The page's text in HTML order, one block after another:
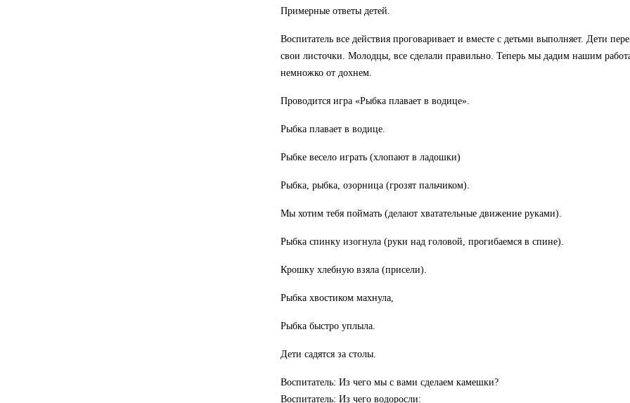
Примерные ответы детей.
Воспитатель все действия проговаривает и вместе с детьми выполняет. Дети
свои листочки. Молодцы, все сделали правильно. Теперь мы дадим нашим
немножко от дохнем.
Проводится игра «Рыбка плавает в водице».
Рыбка плавает в водице.
Рыбке весело играть (хлопают в ладошки)
Рыбка, рыбка, озорница (грозят пальчиком).
Мы хотим тебя поймать (делают хватательные движение руками).
Рыбка спинку изогнула (руки над головой, прогибаемся в спине).
Крошку хлебную взяла (присели).
Рыбка хвостиком махнула,
Рыбка быстро уплыла.
Дети садятся за столы.
Воспитатель: Из чего мы с вами сделаем камешки?
Воспитатель: Из чего водоросли: